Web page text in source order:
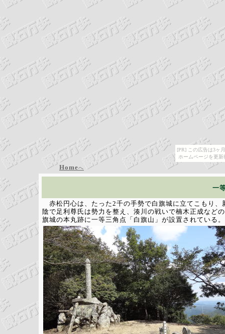
[PR] この広告は3ヶ
ホームページを更
Homeへ
一
赤松円心は、たった2千の手勢で白旗城に立てこもり
陰で足利尊氏は勢力を整え、湊川の戦いで楠木正成な
旗城の本丸跡に一等三角点「白旗山」が設置されている。